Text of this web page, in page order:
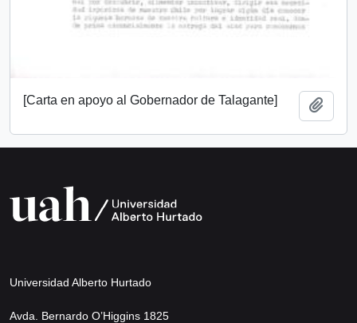
[Carta en apoyo al Gobernador de Talagante]
Universidad Alberto Hurtado
Avda. Bernardo O’Higgins 1825